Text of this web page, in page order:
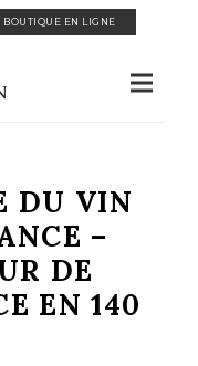
BOUTIQUE EN LIGNE
DU VIN
–
DE
EN 140